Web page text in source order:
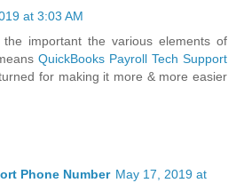
at 3:03 AM
the important the various elements of
QuickBooks Payroll Tech Support
for making it more & more easier
Phone Number May 17, 2019 at